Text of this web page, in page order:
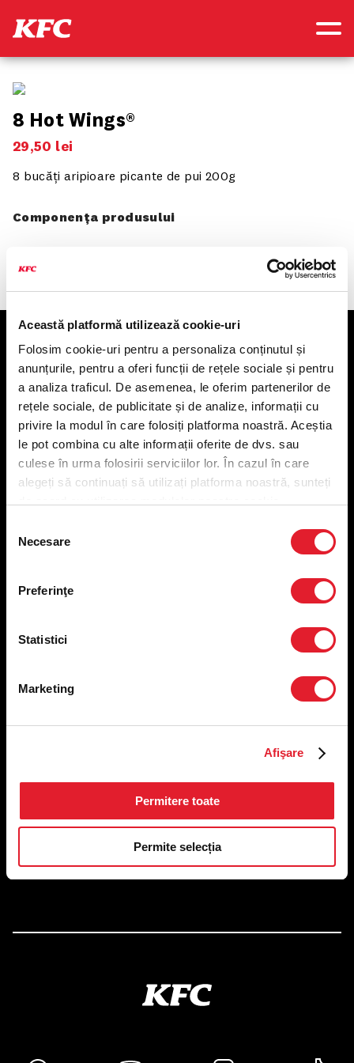
Această platformă utilizează cookie-uri
Folosim cookie-uri pentru a personaliza conținutul și
anunțurile, pentru a oferi funcții de rețele sociale și pentru
a analiza traficul. De asemenea, le oferim partenerilor de
rețele sociale, de publicitate și de analize, informații cu
privire la modul în care folosiți platforma noastră. Aceștia
le pot combina cu alte informații oferite de dvs. sau
culese în urma folosirii serviciilor lor. În cazul în care
alegeți să continuați să utilizați platforma noastră, sunteți
consimțământului
Necesare
Preferinţe
Statistici
Marketing
Afişare
Permitere toate
Permite selecția
8 Hot Wings®
29,50 lei
8 bucăți aripioare picante de pui 200g
Componența produsului
KFC
Meniu livrare
Meniu ridicare
Nutriționale și Alergeni
Abonare Newsletter
Contact
Utile
Politica privind prelucrarea datelor
Preferințe cookies
Restaurante
Adresă sediu: Bucureşti Sectorul 1, Calea Dorobanţilor, Nr.
CAMERA 5, Etaj 2